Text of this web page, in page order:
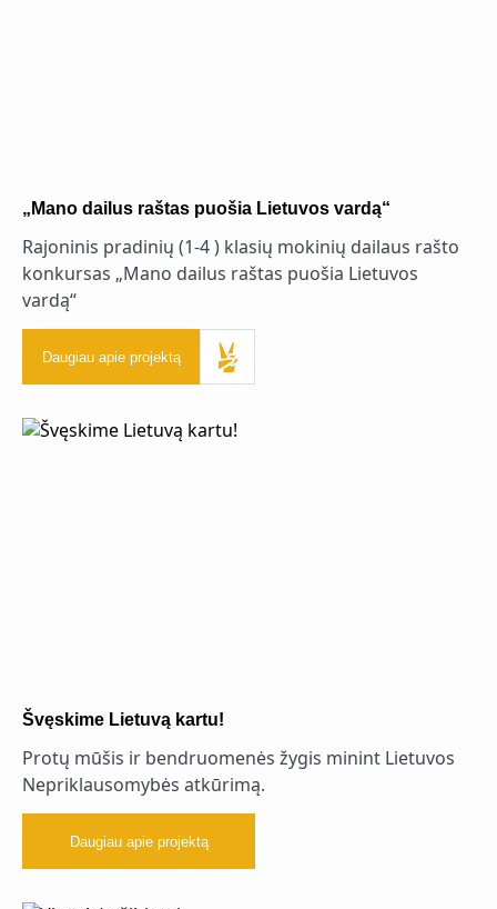
„Mano dailus raštas puošia Lietuvos vardą“
Rajoninis pradinių (1-4 ) klasių mokinių dailaus rašto
konkursas „Mano dailus raštas puošia Lietuvos
vardą“
Daugiau apie projektą
Švęskime Lietuvą kartu!
Protų mūšis ir bendruomenės žygis minint Lietuvos
Nepriklausomybės atkūrimą.
Daugiau apie projektą